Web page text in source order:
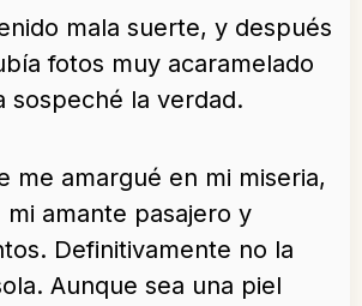
mala suerte, y después
fotos muy acaramelado
sospeché la verdad.
me amargué en mi miseria,
mi amante pasajero y
Definitivamente no la
Aunque sea una piel